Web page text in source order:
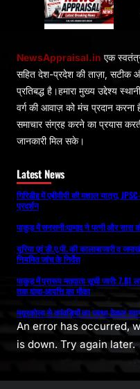
NewsAppraisal.in एक
सहित देश-प्रदेश की ताज़ा, सटीक
प्रतिबद्ध है।हमारा मुख्य उद्देश्य
वर्ग की आवाज़ को मंच प्रदान करना
समाचार संग्रह करने का प्रयास
जानकारी मिल सके।
Latest News
गिरिडीह में एबीवीपी की मशाल यात्रा,
प्रदर्शन
पाकुड़ में सनसनी:दामाद ने पत्नी और सास
यूरिया एवं डी.ए.पी. की कालाबाजारी व
नियमित जांच के निर्देश
पाकुड़ में प्रारूप मतदाता सूची जारी: 7.81
तक दावा-आपत्ति का मौका
मयूरकोला से कांवड़ियों का जत्था देवघर
An error has occurred,
is down. Try again later.